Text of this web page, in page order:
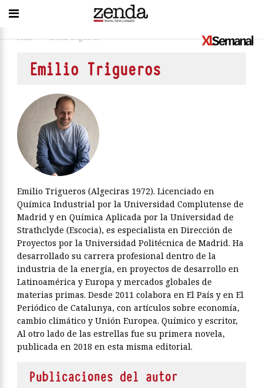
Inicio > Emilio Trigueros
Emilio Trigueros
Emilio Trigueros (Algeciras 1972). Licenciado en
Química Industrial por la Universidad Complutense de
Madrid y en Química Aplicada por la Universidad de
Strathclyde (Escocia), es especialista en Dirección de
Proyectos por la Universidad Politécnica de Madrid. Ha
desarrollado su carrera profesional dentro de la
industria de la energía, en proyectos de desarrollo en
Latinoamérica y Europa y mercados globales de
materias primas. Desde 2011 colabora en El País y en El
Periódico de Catalunya, con artículos sobre economía,
cambio climático y Unión Europea. Químico y escritor,
Al otro lado de las estrellas fue su primera novela,
publicada en 2018 en esta misma editorial.
Publicaciones del autor